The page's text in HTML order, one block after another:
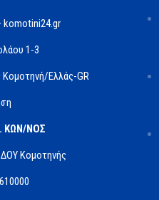
1-3
Ελλάς-GR
ΚΩΝ/ΝΟΣ
Κομοτηνής